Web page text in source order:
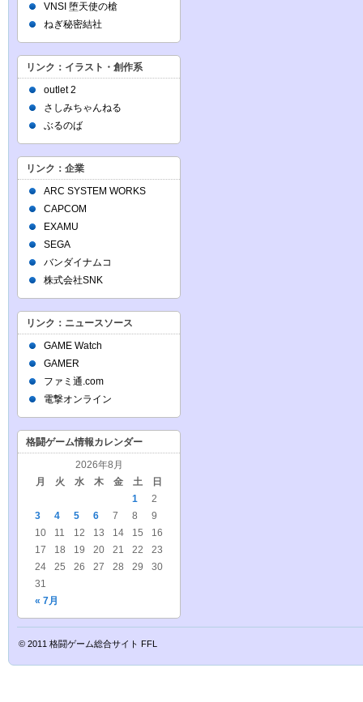
VNSI 堕天使の槍
ねぎ秘密結社
リンク：イラスト・創作系
outlet 2
さしみちゃんねる
ぶるのば
リンク：企業
ARC SYSTEM WORKS
CAPCOM
EXAMU
SEGA
バンダイナムコ
株式会社SNK
リンク：ニュースソース
GAME Watch
GAMER
ファミ通.com
電撃オンライン
格闘ゲーム情報カレンダー
2026年8月
月
火 水 木 金 土 日
« 7月
1
2
3
4 5 6 7 8
9
10
11 12 13 14 15
16
17
18 19 20 21 22
23
24
25 26 27 28 29
30
31
© 2011 格闘ゲーム総合サイト FFL